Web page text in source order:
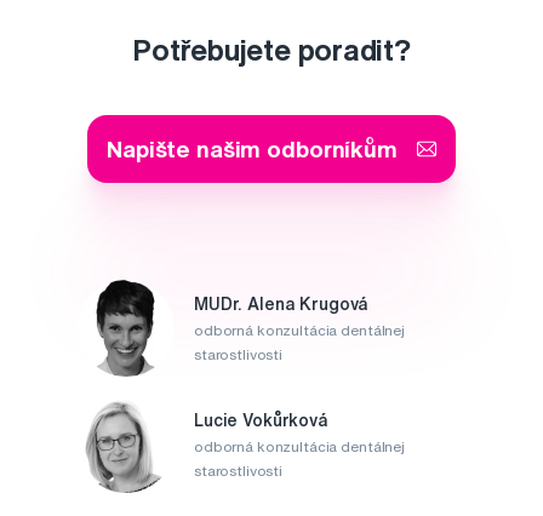
Potřebujete poradit?
Napište našim odborníkům
MUDr. Alena Krugová
odborná konzultácia dentálnej
starostlivosti
Lucie Vokůrková
odborná konzultácia dentálnej
starostlivosti